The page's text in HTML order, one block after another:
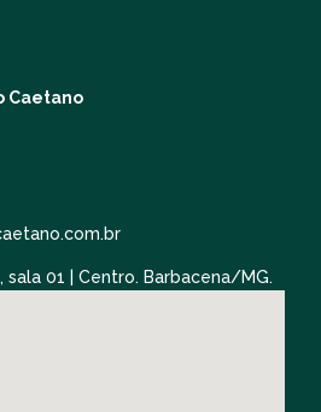
Caetano
sala 01 | Centro. Barbacena/MG.